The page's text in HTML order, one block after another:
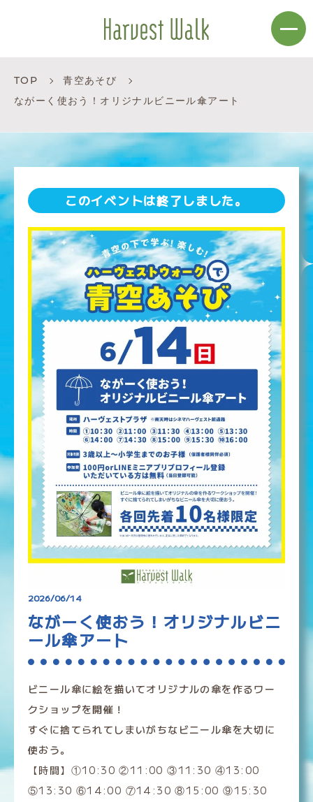
TOP
青空あそび
ながーく使おう！オリジナルビニール傘アート
このイベントは終了しました。
2026/06/14
ながーく使おう！オリジナルビニ
ール傘アート
ビニール傘に絵を描いてオリジナルの傘を作るワー
クショップを開催！
すぐに捨てられてしまいがちなビニール傘を大切に
使おう。
【時間】①10:30 ②11:00 ③11:30 ④13:00
⑤13:30 ⑥14:00 ⑦14:30 ⑧15:00 ⑨15:30